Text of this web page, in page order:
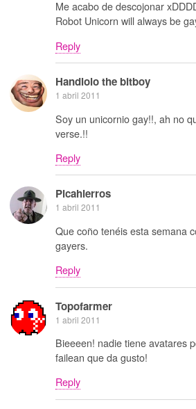
Me acabo de descojonar
Robot Unicorn will always be
Reply
Handlolo the bitboy
1 abril 2011
Soy un unicornio gay!!, ah no
verse.!!
Reply
Picahierros
1 abril 2011
Que coño tenéis esta semana
gayers.
Reply
Topofarmer
1 abril 2011
Bieeeen! nadie tiene avatares
failean que da gusto!
Reply